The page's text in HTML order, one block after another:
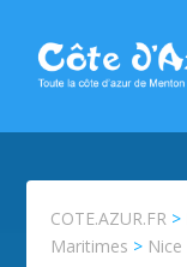
COTE.AZUR.FR >
Maritimes > Nice